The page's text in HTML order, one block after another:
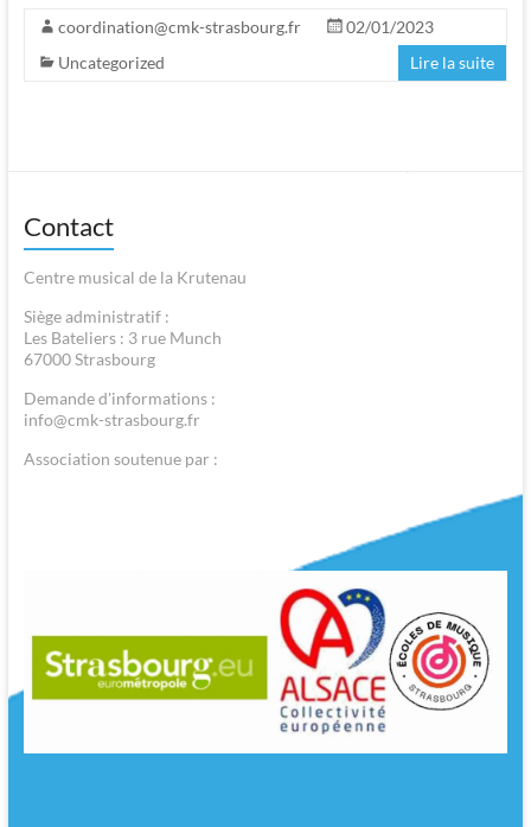
coordination@cmk-strasbourg.fr
02/01/2023
Uncategorized
Lire la suite
Contact
Centre musical de la Krutenau
Siège administratif :
Les Bateliers : 3 rue Munch
67000 Strasbourg
Demande d'informations :
info@cmk-strasbourg.fr
Association soutenue par :